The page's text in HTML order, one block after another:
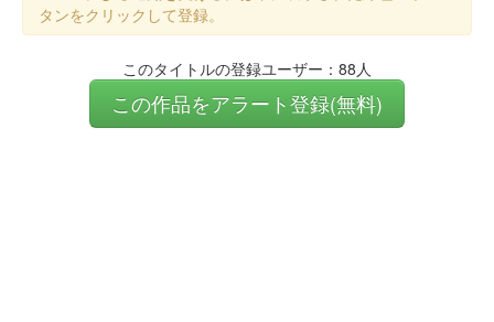
タンをクリックして登録。
このタイトルの登録ユーザー：88人
この作品をアラート登録(無料)